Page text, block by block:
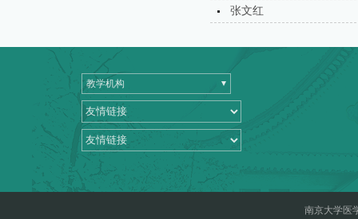
张文红
教学机构
南京大学医